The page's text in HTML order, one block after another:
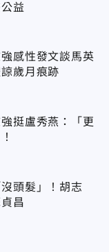
益
感性發文談馬英
歲月痕跡
挺盧秀燕：「更
頭髮」！胡志
昌